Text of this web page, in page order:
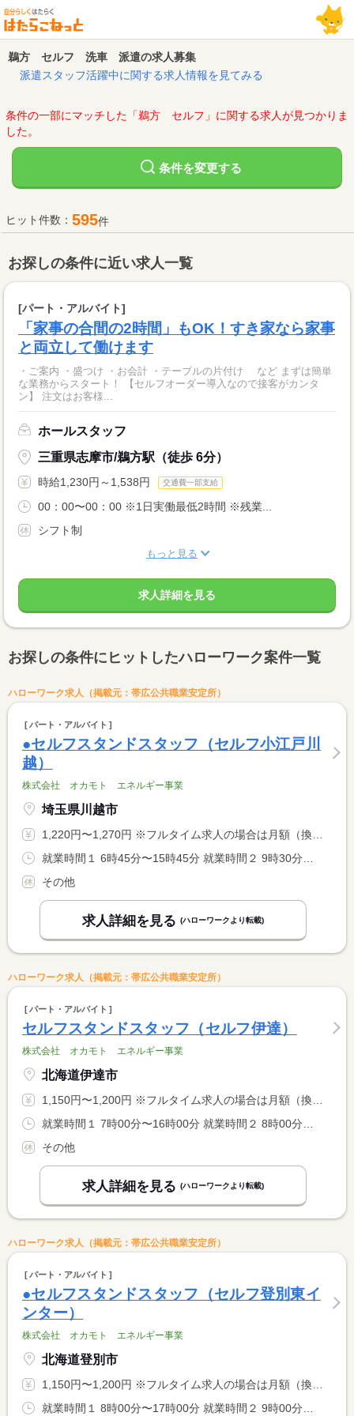
鵜方 セルフ 洗車 派遣の求人募集
派遣スタッフ活躍中に関する求人情報を見てみる
条件の一部にマッチした「鵜方 セルフ」に関する求人が見つかりま
した。
条件を変更する
ヒット件数： 595件
お探しの条件に近い求人一覧
[パート・アルバイト]
「家事の合間の2時間」もOK！すき家なら家事
と両立して働けます
・ご案内 ・盛つけ ・お会計 ・テーブルの片付け など まずは簡単
な業務からスタート！ 【セルフオーダー導入なので接客がカンタ
ン】 注文はお客様...
ホールスタッフ
三重県志摩市/鵜方駅（徒歩 6分）
時給1,230円～1,538円 交通費一部支給
00：00〜00：00 ※1日実働最低2時間 ※残業...
シフト制
もっと見る
求人詳細を見る
お探しの条件にヒットしたハローワーク案件一覧
ハローワーク求人（掲載元：帯広公共職業安定所）
パート・アルバイト
●セルフスタンドスタッフ（セルフ小江戸川
越）
株式会社 オカモト エネルギー事業
埼玉県川越市
1,220円〜1,270円 ※フルタイム求人の場合は月額（換算額）、パート求人の場合は時間額を表示しています。
就業時間１ 6時45分〜15時45分 就業時間２ 9時30分〜18時30分 就業時間３ 11時30分〜20時30分 就業時間に関する特記事項 シフト制
その他
求人詳細を見る (ハローワークより転載)
ハローワーク求人（掲載元：帯広公共職業安定所）
パート・アルバイト
セルフスタンドスタッフ（セルフ伊達）
株式会社 オカモト エネルギー事業
北海道伊達市
1,150円〜1,200円 ※フルタイム求人の場合は月額（換算額）、パート求人の場合は時間額を表示しています。
就業時間１ 7時00分〜16時00分 就業時間２ 8時00分〜17時00分 就業時間３ 14時00分〜23時00分 就業時間に関する特記事項 （４）２２：３０〜翌７：３０ <BR> シフト制
その他
求人詳細を見る (ハローワークより転載)
ハローワーク求人（掲載元：帯広公共職業安定所）
パート・アルバイト
●セルフスタンドスタッフ（セルフ登別東イ
ンター）
株式会社 オカモト エネルギー事業
北海道登別市
1,150円〜1,200円 ※フルタイム求人の場合は月額（換算額）、パート求人の場合は時間額を表示しています。
就業時間１ 8時00分〜17時00分 就業時間２ 9時00分〜18時00分 就業時間３ 12時00分〜21時00分 就業時間に関する特記事項 シフト制